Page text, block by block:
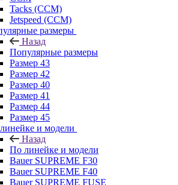
Tacks (CCM)
Jetspeed (CCM)
размеры
Назад
Популярные размеры
Размер 43
Размер 42
Размер 40
Размер 41
Размер 44
Размер 45
и модели
Назад
По линейке и модели
Bauer SUPREME F30
Bauer SUPREME F40
Bauer SUPREME FUSE